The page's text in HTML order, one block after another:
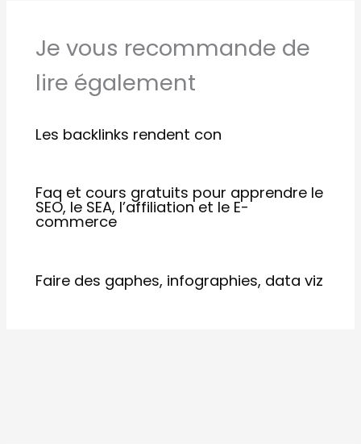
Je vous recommande de
lire également
Les backlinks rendent con
Faq et cours gratuits pour apprendre le
SEO, le SEA, l’affiliation et le E-
commerce
Faire des gaphes, infographies, data viz